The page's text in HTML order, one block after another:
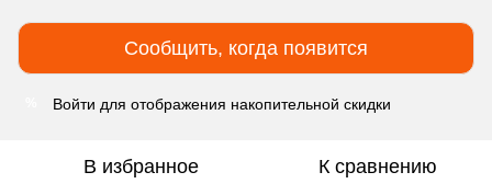
Сообщить, когда появится
Войти для отображения накопительной скидки
В избранное К сравнению